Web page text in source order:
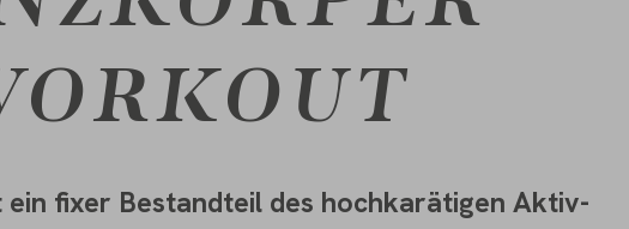
ein fixer Bestandteil des hochkarätigen Aktiv-